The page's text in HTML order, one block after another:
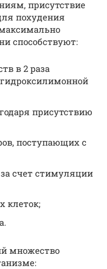
присутствие
похудения
способствуют:
в 2 раза
присутствию
поступающих с
счет стимуляции
клеток;
множество